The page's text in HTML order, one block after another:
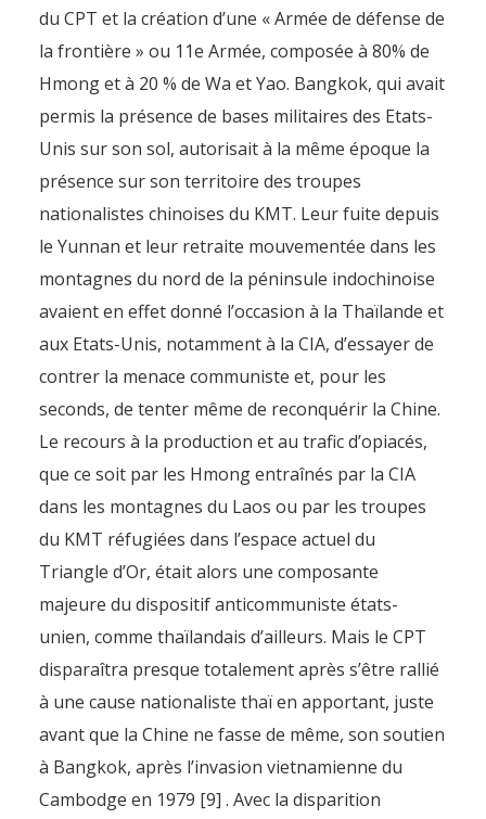
du CPT et la création d’une « Armée de défense de
la frontière » ou 11e Armée, composée à 80% de
Hmong et à 20 % de Wa et Yao. Bangkok, qui avait
permis la présence de bases militaires des Etats-
Unis sur son sol, autorisait à la même époque la
présence sur son territoire des troupes
nationalistes chinoises du KMT. Leur fuite depuis
le Yunnan et leur retraite mouvementée dans les
montagnes du nord de la péninsule indochinoise
avaient en effet donné l’occasion à la Thaïlande et
aux Etats-Unis, notamment à la CIA, d’essayer de
contrer la menace communiste et, pour les
seconds, de tenter même de reconquérir la Chine.
Le recours à la production et au trafic d’opiacés,
que ce soit par les Hmong entraînés par la CIA
dans les montagnes du Laos ou par les troupes
du KMT réfugiées dans l’espace actuel du
Triangle d’Or, était alors une composante
majeure du dispositif anticommuniste états-
unien, comme thaïlandais d’ailleurs. Mais le CPT
disparaîtra presque totalement après s’être rallié
à une cause nationaliste thaï en apportant, juste
avant que la Chine ne fasse de même, son soutien
à Bangkok, après l’invasion vietnamienne du
Cambodge en 1979 [9] . Avec la disparition